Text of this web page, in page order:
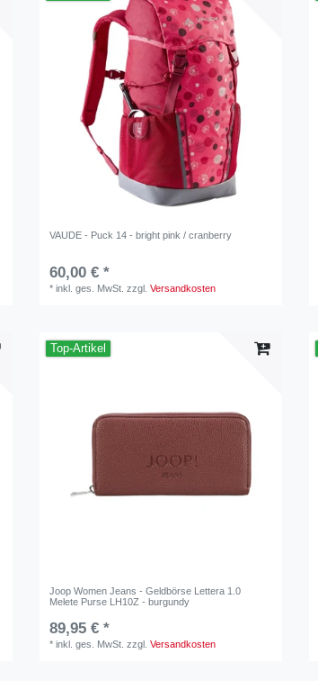
VAUDE - Puck 14 - bright pink / cranberry
60,00 € *
*inkl. ges. MwSt. zzgl.Versandkosten
Top-Artikel
Joop Women Jeans - Geldbörse Lettera 1.0
Melete Purse LH10Z - burgundy
89,95 € *
*inkl. ges. MwSt. zzgl.Versandkosten